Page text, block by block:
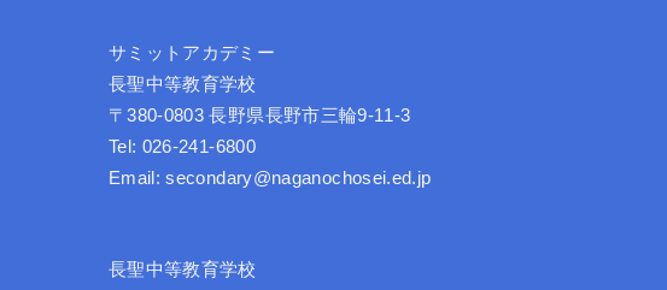
サミットアカデミー
長聖中等教育学校
〒380-0803 長野県長野市三輪9-11-3
Tel: 026-241-6800
Email: secondary@naganochosei.ed.jp
長聖中等教育学校